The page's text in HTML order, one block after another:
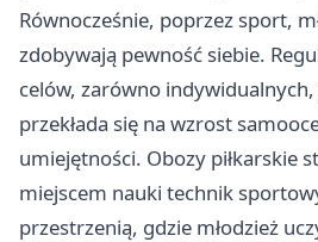
Równocześnie, poprzez sport,
zdobywają pewność siebie.
celów, zarówno
przekłada się na wzrost
umiejętności. Obozy piłkarskie
miejscem nauki technik
przestrzenią, gdzie młodzież